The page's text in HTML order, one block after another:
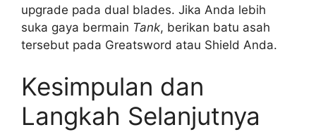
upgrade pada dual blades. Jika Anda lebih
suka gaya bermain Tank, berikan batu asah
tersebut pada Greatsword atau Shield Anda.
Kesimpulan dan
Langkah Selanjutnya